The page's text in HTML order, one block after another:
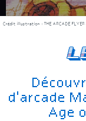
Crédit illustration : THE ARCADE FLYER
d'arcade
Age